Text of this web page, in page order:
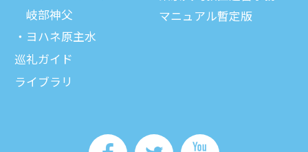
岐部神父
ヨハネ原主水
巡礼ガイド
ライブラリ
マニュアル暫定版